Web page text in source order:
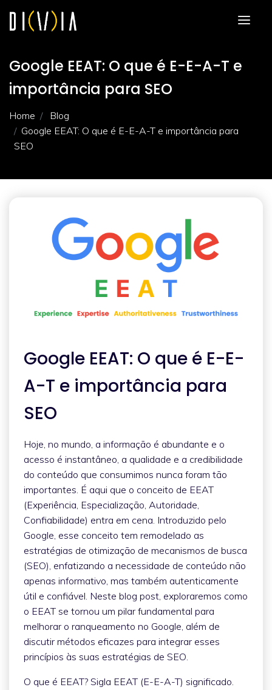
Google EEAT: O que é E-E-A-T e
importância para SEO
Home
Blog
Google EEAT: O que é E-E-A-T e importância para
SEO
Google EEAT: O que é E-E-
A-T e importância para
SEO
Hoje, no mundo, a informação é abundante e o
acesso é instantâneo, a qualidade e a credibilidade
do conteúdo que consumimos nunca foram tão
importantes. É aqui que o conceito de EEAT
(Experiência, Especialização, Autoridade,
Confiabilidade) entra em cena. Introduzido pelo
Google, esse conceito tem remodelado as
estratégias de otimização de mecanismos de busca
(SEO), enfatizando a necessidade de conteúdo não
apenas informativo, mas também autenticamente
útil e confiável. Neste blog post, exploraremos como
o EEAT se tornou um pilar fundamental para
melhorar o ranqueamento no Google, além de
discutir métodos eficazes para integrar esses
princípios às suas estratégias de SEO.
O que é EEAT? Sigla EEAT (E-E-A-T) significado.